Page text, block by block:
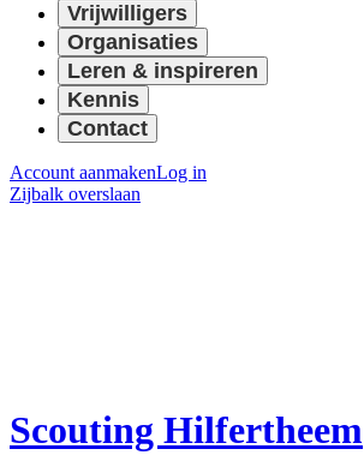
Vrijwilligers
Organisaties
Leren & inspireren
Kennis
Contact
Account aanmakenLog in
Zijbalk overslaan
Scouting Hilfertheem